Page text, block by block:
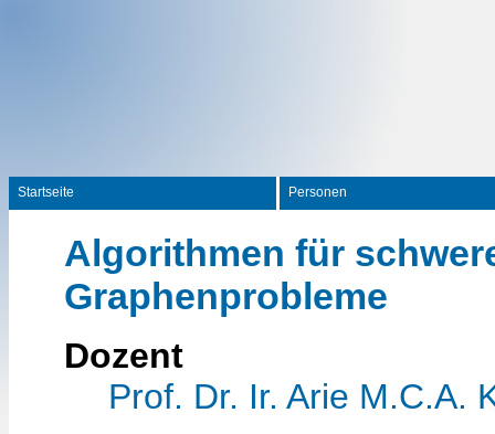
Startseite Personen
Algorithmen für
Graphenprobleme
Dozent
Prof. Dr. Ir. Arie M.C.A.